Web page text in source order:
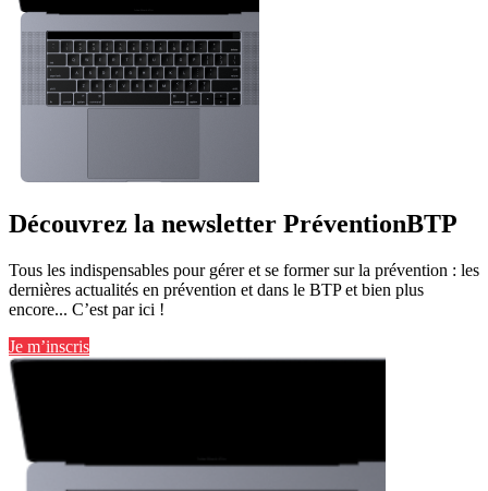
Découvrez la newsletter PréventionBTP
Tous les indispensables pour gérer et se former sur la prévention : les
dernières actualités en prévention et dans le BTP et bien plus
encore... C’est par ici !
Je m’inscris